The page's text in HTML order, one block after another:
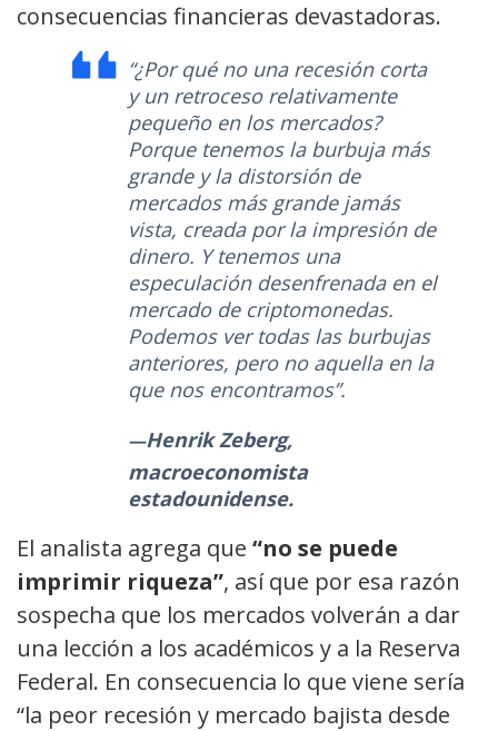
consecuencias financieras devastadoras.
“¿Por qué no una recesión corta
y un retroceso relativamente
pequeño en los mercados?
Porque tenemos la burbuja más
grande y la distorsión de
mercados más grande jamás
vista, creada por la impresión de
dinero. Y tenemos una
especulación desenfrenada en el
mercado de criptomonedas.
Podemos ver todas las burbujas
anteriores, pero no aquella en la
que nos encontramos”.
Henrik Zeberg,
macroeconomista
estadounidense.
El analista agrega que “no se puede
imprimir riqueza”, así que por esa razón
sospecha que los mercados volverán a dar
una lección a los académicos y a la Reserva
Federal. En consecuencia lo que viene sería
“la peor recesión y mercado bajista desde